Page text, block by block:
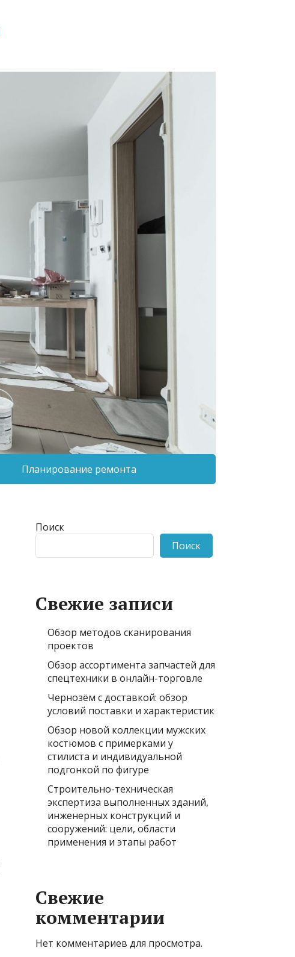
Планирование ремонта
Поиск
Поиск
Свежие записи
Обзор методов сканирования
проектов
Обзор ассортимента запчастей для
спецтехники в онлайн-торговле
Чернозём с доставкой: обзор
условий поставки и характеристик
Обзор новой коллекции мужских
костюмов с примерками у
стилиста и индивидуальной
подгонкой по фигуре
Строительно-техническая
экспертиза выполненных зданий,
инженерных конструкций и
сооружений: цели, области
применения и этапы работ
Свежие
комментарии
Нет комментариев для просмотра.